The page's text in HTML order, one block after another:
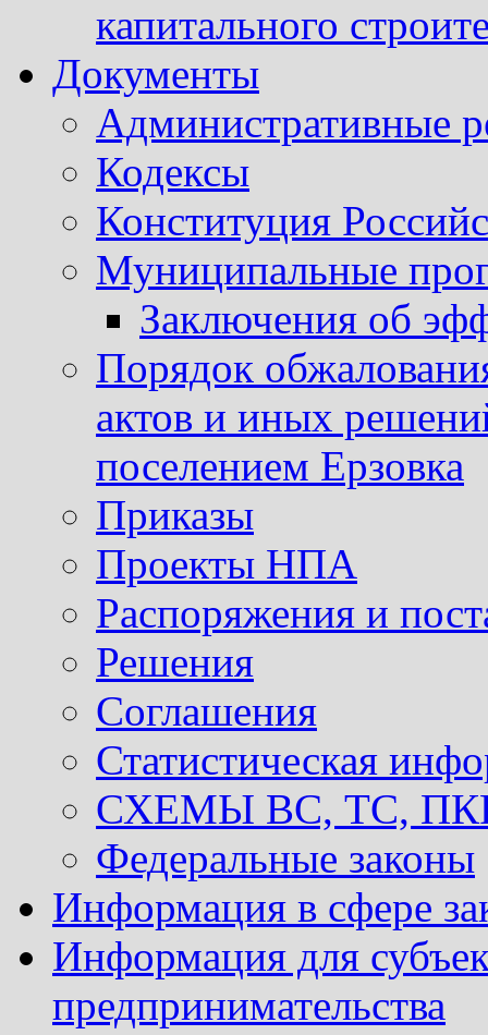
капитального
Документы
Административные
Кодексы
Конституция
Муниципальные
Заключения об
Порядок
актов и иных
поселением Ерзовка
Приказы
Проекты НПА
Распоряжения и
Решения
Соглашения
Статистическая
СХЕМЫ ВС, ТС, ПКР
Федеральные законы
Информация в сфере
Информация для
предпринимательства